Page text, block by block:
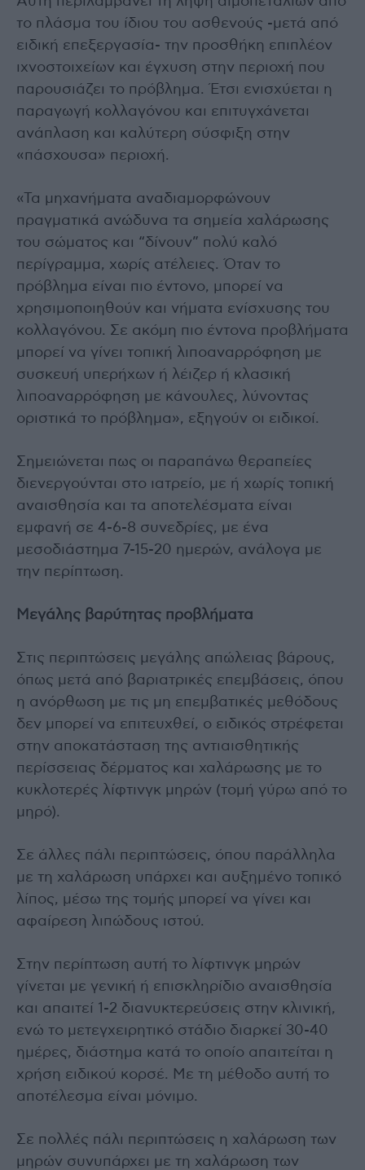
το πλάσμα του ίδιου του ασθενούς -μετά από
ειδική επεξεργασία- την προσθήκη επιπλέον
ιχνοστοιχείων και έγχυση στην περιοχή που
παρουσιάζει το πρόβλημα. Έτσι ενισχύεται η
παραγωγή κολλαγόνου και επιτυγχάνεται
ανάπλαση και καλύτερη σύσφιξη στην
«πάσχουσα» περιοχή.
«Τα μηχανήματα αναδιαμορφώνουν
πραγματικά ανώδυνα τα σημεία χαλάρωσης
του σώματος και “δίνουν” πολύ καλό
περίγραμμα, χωρίς ατέλειες. Όταν το
πρόβλημα είναι πιο έντονο, μπορεί να
χρησιμοποιηθούν και νήματα ενίσχυσης του
κολλαγόνου. Σε ακόμη πιο έντονα προβλήματα
μπορεί να γίνει τοπική λιποαναρρόφηση με
συσκευή υπερήχων ή λέιζερ ή κλασική
λιποαναρρόφηση με κάνουλες, λύνοντας
οριστικά το πρόβλημα», εξηγούν οι ειδικοί.
Σημειώνεται πως οι παραπάνω θεραπείες
διενεργούνται στο ιατρείο, με ή χωρίς τοπική
αναισθησία και τα αποτελέσματα είναι
εμφανή σε 4-6-8 συνεδρίες, με ένα
μεσοδιάστημα 7-15-20 ημερών, ανάλογα με
την περίπτωση.
Μεγάλης βαρύτητας προβλήματα
Στις περιπτώσεις μεγάλης απώλειας βάρους,
όπως μετά από βαριατρικές επεμβάσεις, όπου
η ανόρθωση με τις μη επεμβατικές μεθόδους
δεν μπορεί να επιτευχθεί, ο ειδικός στρέφεται
στην αποκατάσταση της αντιαισθητικής
περίσσειας δέρματος και χαλάρωσης με το
κυκλοτερές λίφτινγκ μηρών (τομή γύρω από το
μηρό).
Σε άλλες πάλι περιπτώσεις, όπου παράλληλα
με τη χαλάρωση υπάρχει και αυξημένο τοπικό
λίπος, μέσω της τομής μπορεί να γίνει και
αφαίρεση λιπώδους ιστού.
Στην περίπτωση αυτή το λίφτινγκ μηρών
γίνεται με γενική ή επισκληρίδιο αναισθησία
και απαιτεί 1-2 διανυκτερεύσεις στην κλινική,
ενώ το μετεγχειρητικό στάδιο διαρκεί 30-40
ημέρες, διάστημα κατά το οποίο απαιτείται η
χρήση ειδικού κορσέ. Με τη μέθοδο αυτή το
αποτέλεσμα είναι μόνιμο.
Σε πολλές πάλι περιπτώσεις η χαλάρωση των
μηρών συνυπάρχει με τη χαλάρωση των